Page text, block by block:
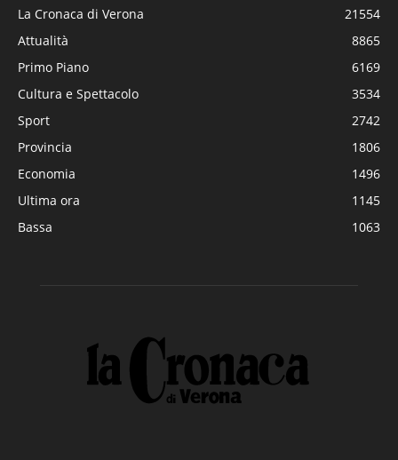
La Cronaca di Verona
21554
Attualità
8865
Primo Piano
6169
Cultura e Spettacolo
3534
Sport
2742
Provincia
1806
Economia
1496
Ultima ora
1145
Bassa
1063